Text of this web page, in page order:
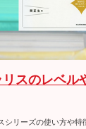
スのレベル
シリーズの使い方や特